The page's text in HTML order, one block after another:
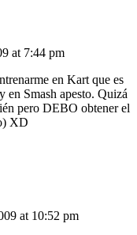
at 7:44 pm
en Kart que es
en Smash apesto. Quizá
pero DEBO obtener el
XD
at 10:52 pm